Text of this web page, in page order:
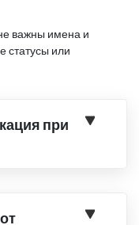
важны имена и
статусы или
при